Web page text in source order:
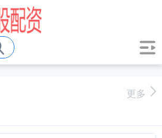
更多